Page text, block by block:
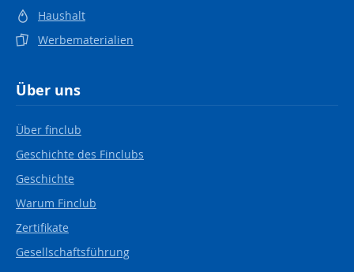
Haushalt
Werbematerialien
Über uns
Über finclub
Geschichte des Finclubs
Geschichte
Warum Finclub
Zertifikate
Gesellschaftsführung